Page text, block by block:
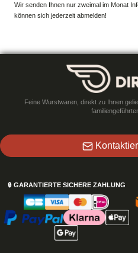
Wir senden Ihnen nur zweimal im Monat
können sich jederzeit abmelden!
Feine Wurstwaren, direkt zu Ihnen
🔒 GARANTIERTE SICHERE ZAHLUNG